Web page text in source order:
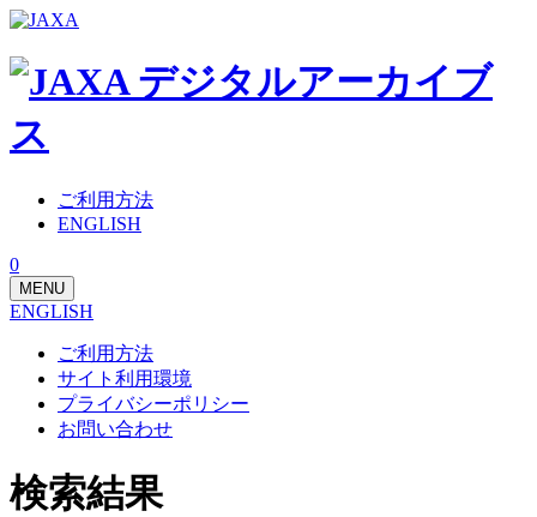
ご利用方法
ENGLISH
0
MENU
ENGLISH
ご利用方法
サイト利用環境
プライバシーポリシー
お問い合わせ
検索結果